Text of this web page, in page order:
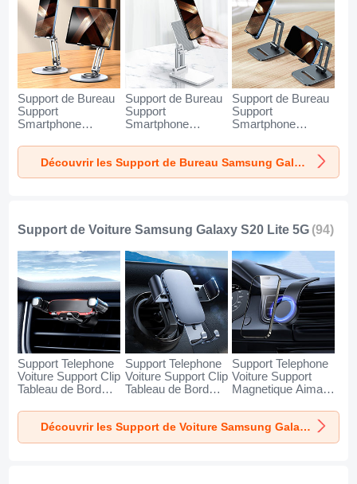
Support de Bureau
Support
Smartphone
Samsung Galaxy
S20 Lite 5G Argent
Support de Bureau
Support
Smartphone
Samsung Galaxy
S20 Lite 5G Blanc
Support de Bureau
Support
Smartphone
Samsung Galaxy
S20 Lite 5G Noir
Découvrir les Support de Bureau Samsung Galaxy S20 Lite 5G
Support de Voiture Samsung Galaxy S20 Lite 5G (94)
Support Telephone
Voiture Support Clip
Tableau de Bord
Samsung Galaxy
S20 Lite 5G Noir
Support Telephone
Voiture Support Clip
Tableau de Bord
Samsung Galaxy
S20 Lite 5G Noir
Support Telephone
Voiture Support
Magnetique Aimant
Universel BS1 pour
Samsung Galaxy
S20 Lite 5G Noir
Découvrir les Support de Voiture Samsung Galaxy S20 Lite 5G